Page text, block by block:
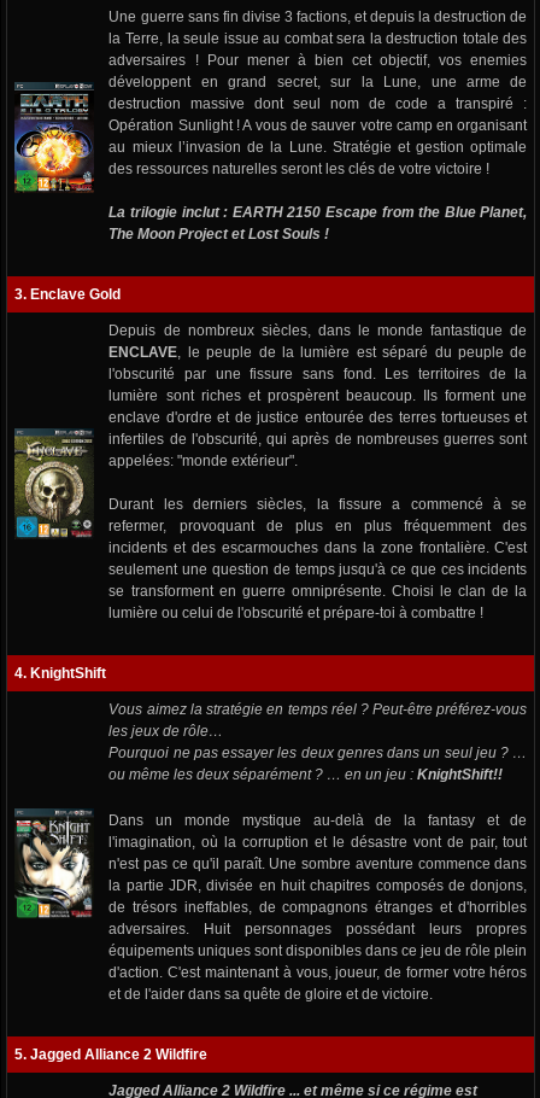
Une guerre sans fin divise 3 factions, et depuis la destruction de
la Terre, la seule issue au combat sera la destruction totale des
adversaires ! Pour mener à bien cet objectif, vos enemies
développent en grand secret, sur la Lune, une arme de
destruction massive dont seul nom de code a transpiré :
Opération Sunlight ! A vous de sauver votre camp en organisant
au mieux l’invasion de la Lune. Stratégie et gestion optimale
des ressources naturelles seront les clés de votre victoire !
La trilogie inclut : EARTH 2150 Escape from the Blue Planet,
The Moon Project et Lost Souls !
3. Enclave Gold
Depuis de nombreux siècles, dans le monde fantastique de
ENCLAVE, le peuple de la lumière est séparé du peuple de
l'obscurité par une fissure sans fond. Les territoires de la
lumière sont riches et prospèrent beaucoup. Ils forment une
enclave d'ordre et de justice entourée des terres tortueuses et
infertiles de l'obscurité, qui après de nombreuses guerres sont
appelées: "monde extérieur".
Durant les derniers siècles, la fissure a commencé à se
refermer, provoquant de plus en plus fréquemment des
incidents et des escarmouches dans la zone frontalière. C'est
seulement une question de temps jusqu'à ce que ces incidents
se transforment en guerre omniprésente. Choisi le clan de la
lumière ou celui de l'obscurité et prépare-toi à combattre !
4. KnightShift
Vous aimez la stratégie en temps réel ? Peut-être préférez-vous
les jeux de rôle…
Pourquoi ne pas essayer les deux genres dans un seul jeu ? …
ou même les deux séparément ? … en un jeu :KnightShift!!
Dans un monde mystique au-delà de la fantasy et de
l'imagination, où la corruption et le désastre vont de pair, tout
n'est pas ce qu'il paraît. Une sombre aventure commence dans
la partie JDR, divisée en huit chapitres composés de donjons,
de trésors ineffables, de compagnons étranges et d'horribles
adversaires. Huit personnages possédant leurs propres
équipements uniques sont disponibles dans ce jeu de rôle plein
d'action. C'est maintenant à vous, joueur, de former votre héros
et de l'aider dans sa quête de gloire et de victoire.
5. Jagged Alliance 2 Wildfire
Jagged Alliance 2 Wildfire ... et même si ce régime est